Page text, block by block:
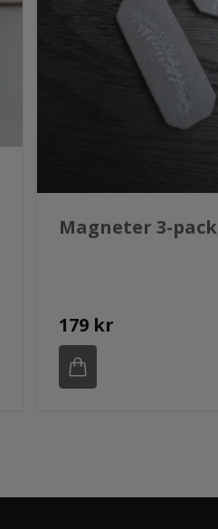
Magneter 3-pack
179 kr